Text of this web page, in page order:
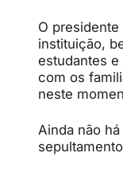
O
instituição,
estudantes
com os
neste
Ainda não